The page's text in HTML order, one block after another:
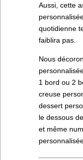
Aussi, cette
quotidienne
faiblira pas.
Nous
1 bord ou 2
creuse
dessert
le dessous
et même